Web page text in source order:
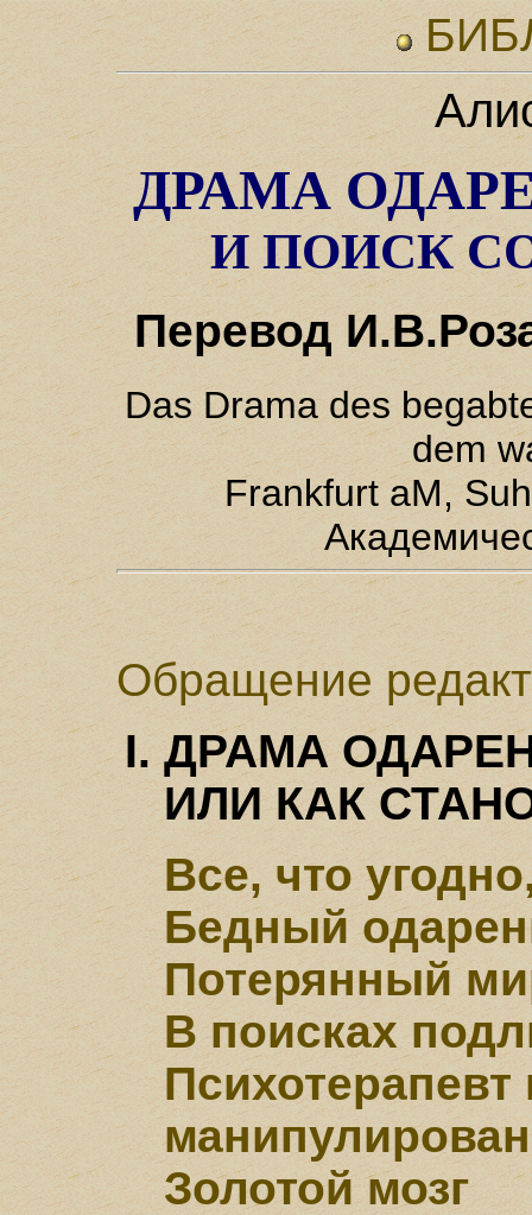
ДРАМА
И ПОИСК
Перевод
Das Drama des
dem
Frankfurt aM,
Обращение
ДРАМА
ИЛИ КАК
Все, что
Бедный
Потерянный
В поисках
Золотой мозг